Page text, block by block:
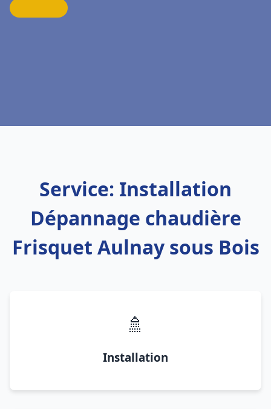
Service: Installation
Dépannage chaudière
Frisquet Aulnay sous Bois
🚿
Installation